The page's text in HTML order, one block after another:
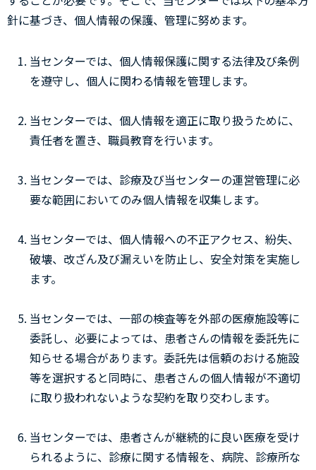
針に基づき、個人情報の保護、管理に努めます。
当センターでは、個人情報保護に関する法律及び条例
を遵守し、個人に関わる情報を管理します。
当センターでは、個人情報を適正に取り扱うために、
責任者を置き、職員教育を行います。
当センターでは、診療及び当センターの運営管理に必
要な範囲においてのみ個人情報を収集します。
当センターでは、個人情報への不正アクセス、紛失、
破壊、改ざん及び漏えいを防止し、安全対策を実施し
ます。
当センターでは、一部の検査等を外部の医療施設等に
委託し、必要によっては、患者さんの情報を委託先に
知らせる場合があります。委託先は信頼のおける施設
等を選択すると同時に、患者さんの個人情報が不適切
に取り扱われないような契約を取り交わします。
当センターでは、患者さんが継続的に良い医療を受け
られるように、診療に関する情報を、病院、診療所な